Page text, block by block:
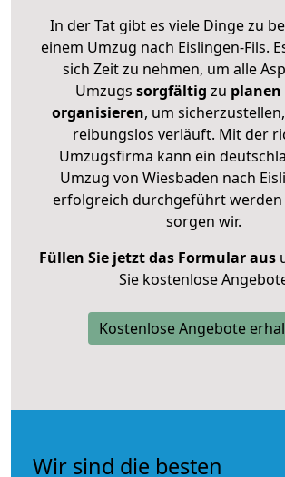
In der Tat gibt es viele Dinge zu
einem Umzug nach Eislingen-Fils.
sich Zeit zu nehmen, um alle
Umzugs sorgfältig zu planen
organisieren, um
reibungslos verläuft. Mit der
Umzugsfirma kann ein
Umzug von Wiesbaden nach
erfolgreich durchgeführt
sorgen wir.
Füllen Sie jetzt das Formular aus
Sie kostenlose
Kostenlose Angebote
Wir sind die besten